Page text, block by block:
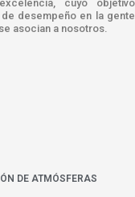
cuyo objetivo
desempeño en la gente
asocian a nosotros.
DE ATMÓSFERAS